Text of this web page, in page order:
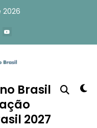
2026
Brasil
2027